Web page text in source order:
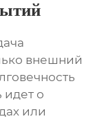
внешний
идет о
или